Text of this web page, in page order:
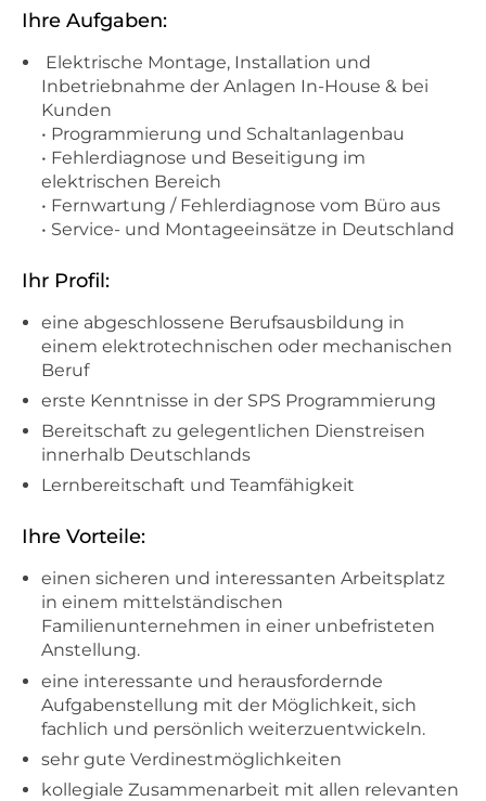
Ihre Aufgaben:
Elektrische Montage, Installation und
Inbetriebnahme der Anlagen In-House & bei
Kunden
• Programmierung und Schaltanlagenbau
• Fehlerdiagnose und Beseitigung im
elektrischen Bereich
• Fernwartung / Fehlerdiagnose vom Büro aus
• Service- und Montageeinsätze in Deutschland
Ihr Profil:
eine abgeschlossene Berufsausbildung in
einem elektrotechnischen oder mechanischen
Beruf
erste Kenntnisse in der SPS Programmierung
Bereitschaft zu gelegentlichen Dienstreisen
innerhalb Deutschlands
Lernbereitschaft und Teamfähigkeit
Ihre Vorteile:
einen sicheren und interessanten Arbeitsplatz
in einem mittelständischen
Familienunternehmen in einer unbefristeten
Anstellung.
eine interessante und herausfordernde
Aufgabenstellung mit der Möglichkeit, sich
fachlich und persönlich weiterzuentwickeln.
sehr gute Verdinestmöglichkeiten
kollegiale Zusammenarbeit mit allen relevanten